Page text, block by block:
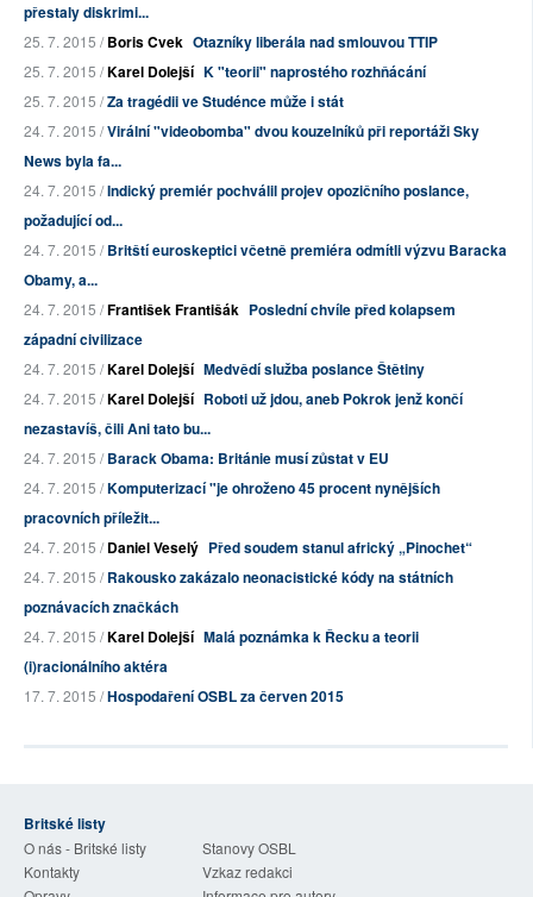
přestaly diskrimi...
25. 7. 2015 /Boris Cvek Otazníky liberála nad smlouvou TTIP
25. 7. 2015 /Karel Dolejší K "teorii" naprostého rozhňácání
25. 7. 2015 /Za tragédii ve Studénce může i stát
24. 7. 2015 /Virální "videobomba" dvou kouzelníků při reportáži Sky
News byla fa...
24. 7. 2015 /Indický premiér pochválil projev opozičního poslance,
požadující od...
24. 7. 2015 /Britští euroskeptici včetně premiéra odmítli výzvu Baracka
Obamy, a...
24. 7. 2015 /František Františák Poslední chvíle před kolapsem
západní civilizace
24. 7. 2015 /Karel Dolejší Medvědí služba poslance Štětiny
24. 7. 2015 /Karel Dolejší Roboti už jdou, aneb Pokrok jenž končí
nezastavíš, čili Ani tato bu...
24. 7. 2015 /Barack Obama: Británie musí zůstat v EU
24. 7. 2015 /Komputerizací "je ohroženo 45 procent nynějších
pracovních příležit...
24. 7. 2015 /Daniel Veselý Před soudem stanul africký „Pinochet“
24. 7. 2015 /Rakousko zakázalo neonacistické kódy na státních
poznávacích značkách
24. 7. 2015 /Karel Dolejší Malá poznámka k Řecku a teorii
(i)racionálního aktéra
17. 7. 2015 /Hospodaření OSBL za červen 2015
Britské listy
O nás - Britské listy
Stanovy OSBL
Kontakty
Vzkaz redakci